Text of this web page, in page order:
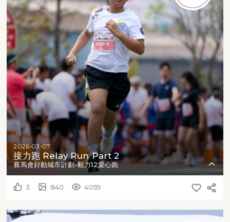
2026-03-07
接力跑 Relay Run Part 2
賽馬會好動城市計劃-毅力12愛心跑
3 840 4059